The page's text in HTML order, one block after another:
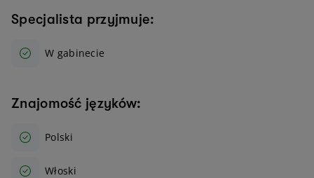
Specjalista przyjmuje:
W gabinecie
Znajomość języków:
Polski
Włoski